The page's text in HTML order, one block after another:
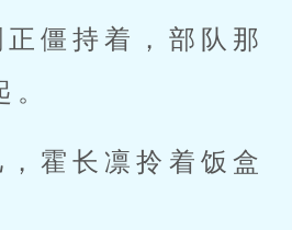
僵持着，部队那
。
霍长凛拎着饭盒